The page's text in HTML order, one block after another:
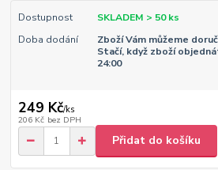
Dostupnost
SKLADEM > 50 ks
Doba dodání
Zboží Vám můžeme
Stačí, když zboží
24:00
249 Kč/ks
206 Kč bez DPH
Přidat do košíku